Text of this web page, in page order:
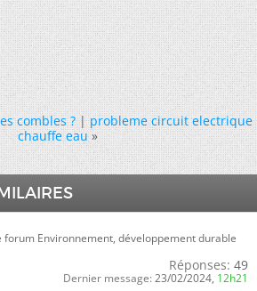
combles ?|probleme circuit electrique
chauffe eau »
forum Environnement, développement durable
Réponses: 49
Dernier message: 23/02/2024, 12h21